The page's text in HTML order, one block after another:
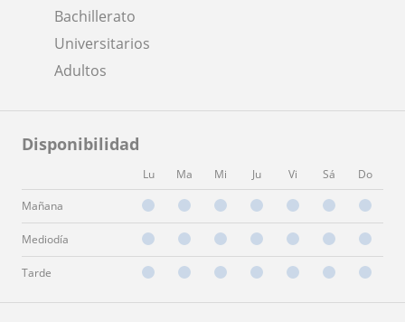
Bachillerato
Universitarios
Adultos
Disponibilidad
Lu Ma Mi Ju Vi Sá Do
Mañana
Mediodía
Tarde